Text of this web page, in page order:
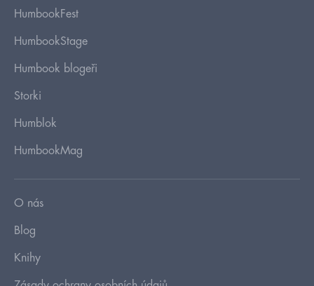
HumbookFest
HumbookStage
Humbook blogeři
Storki
Humblok
HumbookMag
O nás
Blog
Knihy